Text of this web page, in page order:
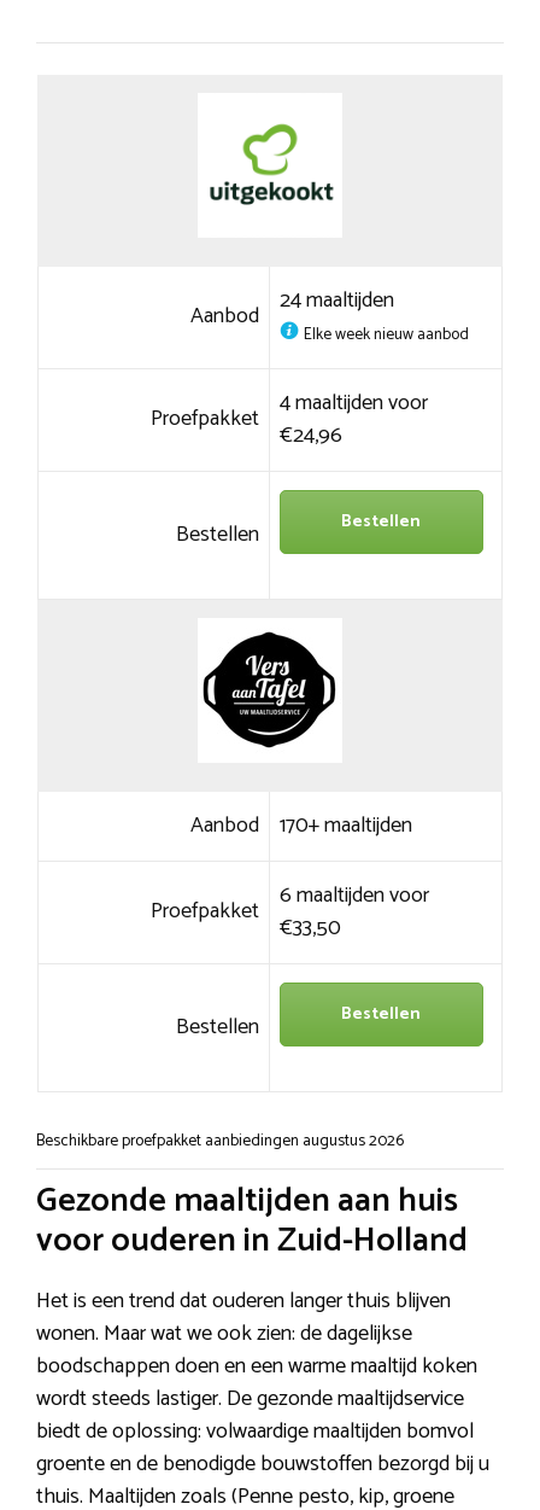
Aanbod 24 maaltijden
Elke week nieuw aanbod
Proefpakket 4 maaltijden voor
€24,96
Bestellen Bestellen
Aanbod 170+ maaltijden
Proefpakket 6 maaltijden voor
€33,50
Bestellen Bestellen
Beschikbare proefpakket aanbiedingen augustus 2026
Gezonde maaltijden aan huis
voor ouderen in Zuid-Holland
Het is een trend dat ouderen langer thuis blijven
wonen. Maar wat we ook zien: de dagelijkse
boodschappen doen en een warme maaltijd koken
wordt steeds lastiger. De gezonde maaltijdservice
biedt de oplossing: volwaardige maaltijden bomvol
groente en de benodigde bouwstoffen bezorgd bij u
thuis. Maaltijden zoals (Penne pesto, kip, groene